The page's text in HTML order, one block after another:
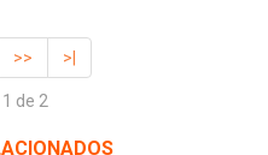
>> >|
de 2